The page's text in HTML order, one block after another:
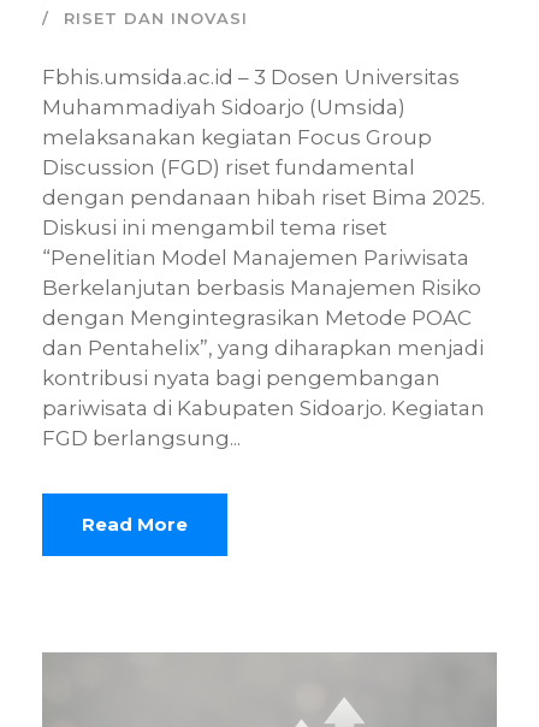
RISET DAN INOVASI
Fbhis.umsida.ac.id – 3 Dosen Universitas
Muhammadiyah Sidoarjo (Umsida)
melaksanakan kegiatan Focus Group
Discussion (FGD) riset fundamental
dengan pendanaan hibah riset Bima 2025.
Diskusi ini mengambil tema riset
“Penelitian Model Manajemen Pariwisata
Berkelanjutan berbasis Manajemen Risiko
dengan Mengintegrasikan Metode POAC
dan Pentahelix”, yang diharapkan menjadi
kontribusi nyata bagi pengembangan
pariwisata di Kabupaten Sidoarjo. Kegiatan
FGD berlangsung...
Read More